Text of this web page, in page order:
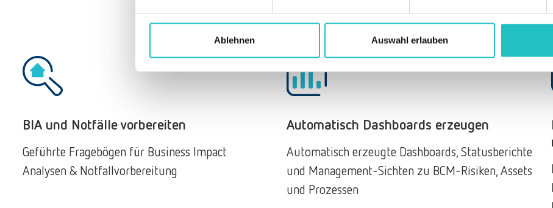
Ablehnen Auswahl erlauben
BIA und Notfälle vorbereiten
Geführte Fragebögen für Business Impact
Analysen & Notfallvorbereitung​
Automatisch Dashboards erzeugen
Automatisch erzeugte Dashboards, Statusberichte
und Management-Sichten zu BCM-Risiken, Assets
und Prozessen​